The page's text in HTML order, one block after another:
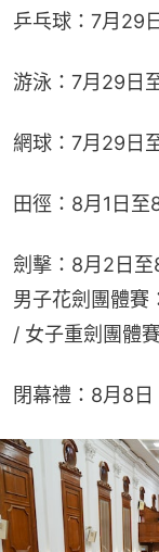
乒乓球：7月29
游泳：7月29日
網球：7月29日
田徑：8月1日至
劍擊：8月2日
男子花劍團體賽
/ 女子重劍團體
閉幕禮：8月8日